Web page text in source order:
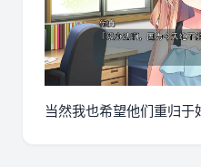
当然我也希望他们重归于